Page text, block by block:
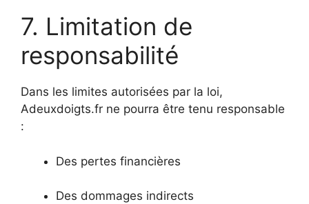
7. Limitation de
responsabilité
Dans les limites autorisées par la loi,
Adeuxdoigts.fr ne pourra être tenu responsable
:
Des pertes financières
Des dommages indirects